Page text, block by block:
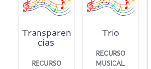
Transparen
cias
RECURSO
Trío
RECURSO
MUSICAL